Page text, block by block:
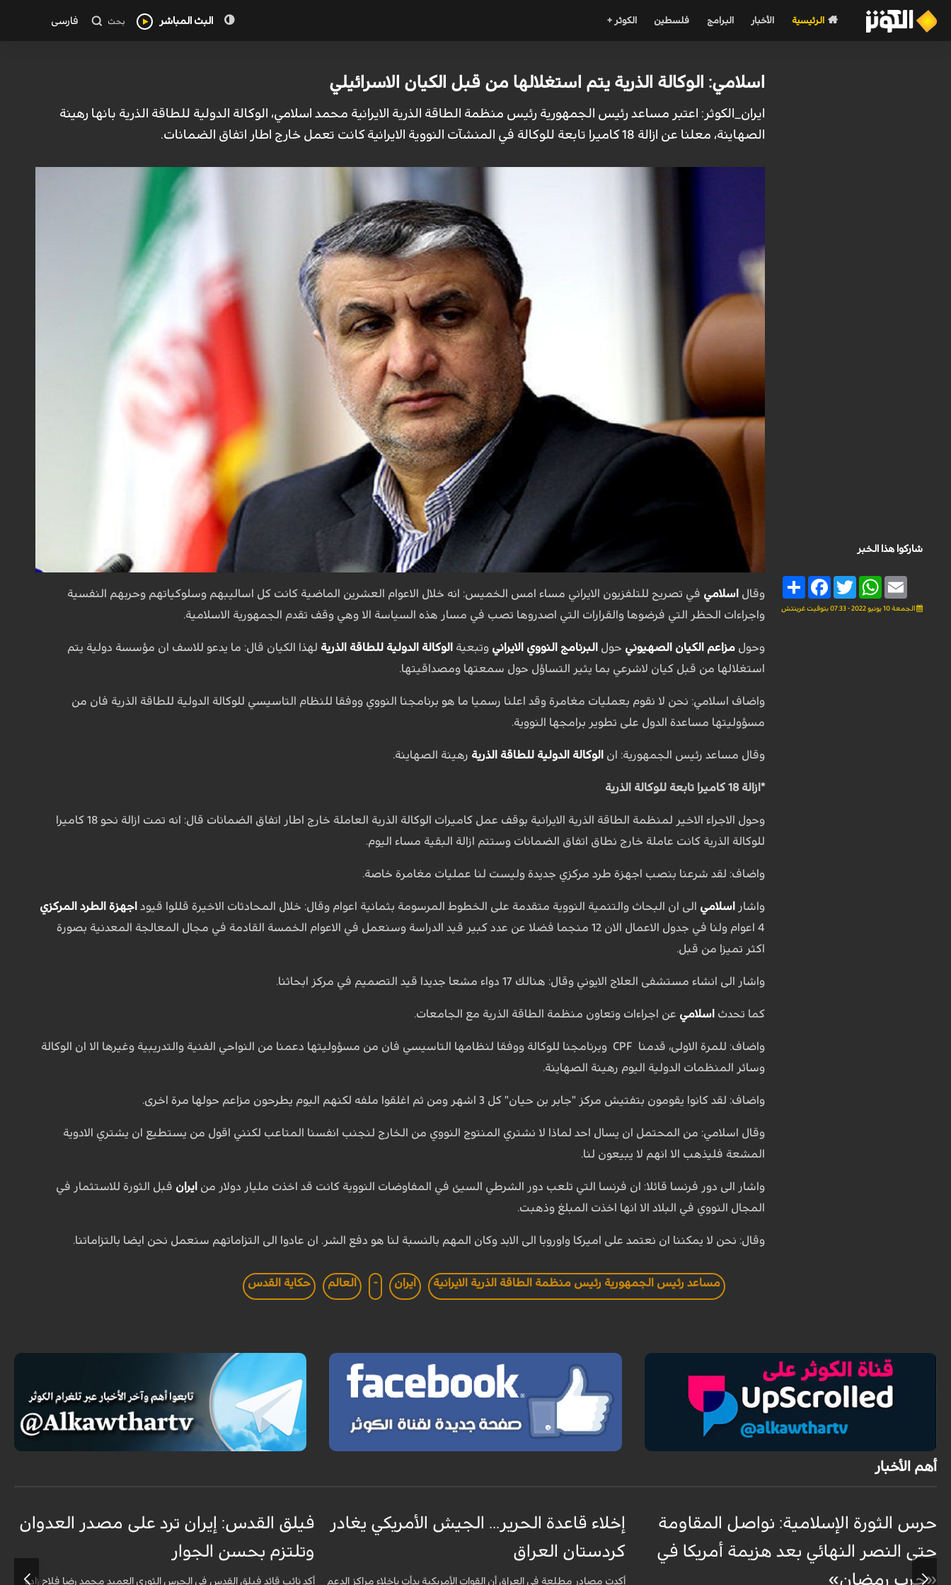
الرئيسية الأخبار البرامج فلسطين الكوثر + البث المباشر بحث فارسی
شاركوا هذا الخبر
Share
FacebookTwitter
WhatsAppEmail
الجمعة 10 يونيو 2022 - 07:33 بتوقيت غرينتش
اسلامي: الوكالة الذرية يتم استغلالها من قبل الكيان الاسرائيلي
ايران_الكوثر: اعتبر مساعد رئيس الجمهورية رئيس منظمة الطاقة الذرية الايرانية محمد اسلامي، الوكالة الدولية للطاقة الذرية بانها رهينة
الصهاينة، معلنا عن ازالة 18 كاميرا تابعة للوكالة في المنشآت النووية الايرانية كانت تعمل خارج اطار اتفاق الضمانات.
وقال اسلامي في تصريح للتلفزيون الايراني مساء امس الخميس: انه خلال الاعوام العشرين الماضية كانت كل اساليبهم وسلوكياتهم وحربهم النفسية
واجراءات الحظر التي فرضوها والقرارات التي اصدروها تصب في مسار هذه السياسة الا وهي وقف تقدم الجمهورية الاسلامية.
وحول مزاعم الكيان الصهيوني حول البرنامج النووي الايراني وتبعية الوكالة الدولية للطاقة الذرية لهذا الكيان قال: ما يدعو للاسف ان مؤسسة دولية يتم
استغلالها من قبل كيان لاشرعي بما يثير التساؤل حول سمعتها ومصداقيتها.
واضاف اسلامي: نحن لا نقوم بعمليات مغامرة وقد اعلنا رسميا ما هو برنامجنا النووي ووفقا للنظام التاسيسي للوكالة الدولية للطاقة الذرية فان من
مسؤوليتها مساعدة الدول على تطوير برامجها النووية.
وقال مساعد رئيس الجمهورية: ان الوكالة الدولية للطاقة الذرية رهينة الصهاينة.
*ازالة 18 كاميرا تابعة للوكالة الذرية
وحول الاجراء الاخير لمنظمة الطاقة الذرية الايرانية بوقف عمل كاميرات الوكالة الذرية العاملة خارج اطار اتفاق الضمانات قال: انه تمت ازالة نحو 18 كاميرا
للوكالة الذرية كانت عاملة خارج نطاق اتفاق الضمانات وستتم ازالة البقية مساء اليوم.
واضاف: لقد شرعنا بنصب اجهزة طرد مركزي جديدة وليست لنا عمليات مغامرة خاصة.
واشار اسلامي الى ان البحاث والتنمية النووية متقدمة على الخطوط المرسومة بثمانية اعوام وقال: خلال المحادثات الاخيرة قللوا قيوداجهزة الطرد المركزي
4 اعوام ولنا في جدول الاعمال الان 12 منجما فضلا عن عدد كبير قيد الدراسة وسنعمل في الاعوام الخمسة القادمة في مجال المعالجة المعدنية بصورة
اكثر تميزا من قبل.
واشار الى انشاء مستشفى العلاج الايوني وقال: هنالك 17 دواء مشعا جديدا قيد التصميم في مركز ابحاثنا.
كما تحدث اسلامي عن اجراءات وتعاون منظمة الطاقة الذرية مع الجامعات.
واضاف: للمرة الاولى، قدمنا CPF وبرنامجنا للوكالة ووفقا لنظامها التاسيسي فان من مسؤوليتها دعمنا من النواحي الفنية والتدريبية وغيرها الا ان الوكالة
وسائر المنظمات الدولية اليوم رهينة الصهاينة.
واضاف: لقد كانوا يقومون بتفتيش مركز "جابر بن حيان" كل 3 اشهر ومن ثم اغلقوا ملفه لكنهم اليوم يطرحون مزاعم حولها مرة اخرى.
وقال اسلامي: من المحتمل ان يسال احد لماذا لا نشتري المنتوج النووي من الخارج لنجنب انفسنا المتاعب لكنني اقول من يستطيع ان يشتري الادوية
المشعة فليذهب الا انهم لا يبيعون لنا.
واشار الى دور فرنسا قائلا: ان فرنسا التي تلعب دور الشرطي السيئ في المفاوضات النووية كانت قد اخذت مليار دولار من ايران قبل الثورة للاستثمار في
المجال النووي في البلاد الا انها اخذت المبلغ وذهبت.
وقال: نحن لا يمكننا ان نعتمد على اميركا واوروبا الى الابد وكان المهم بالنسبة لنا هو دفع الشر. ان عادوا الى التزاماتهم سنعمل نحن ايضا بالتزاماتنا.
مساعد رئيس الجمهورية رئيس منظمة الطاقة الذرية الايرانية ايران - العالم حكاية القدس
أهم الأخبار
حرس الثورة الإسلامية: نواصل المقاومة
حتى النصر النهائي بعد هزيمة أمريكا في
«حرب رمضان»
إخلاء قاعدة الحرير... الجيش الأمريكي يغادر
كردستان العراق
أكدت مصادر مطلعة في العراق أن القوات الأمريكية بدأت بإخلاء مراكز الدعم
فيلق القدس: إيران ترد على مصدر العدوان
وتلتزم بحسن الجوار
أكد نائب قائد فيلق القدس في الحرس الثوري العميد محمد رضا فلاح زاده